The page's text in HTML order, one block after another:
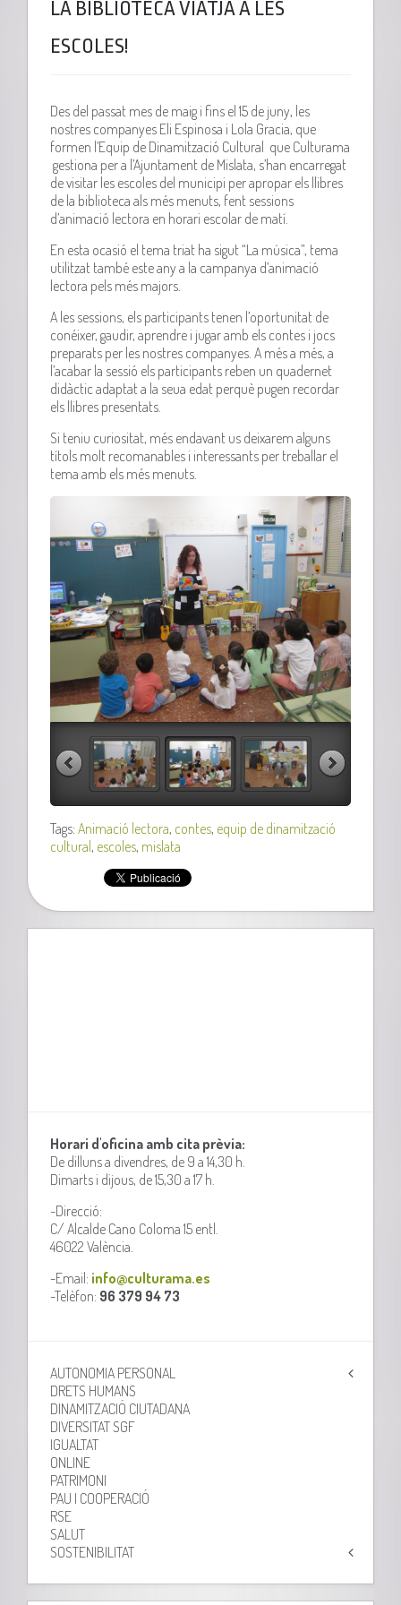
LA BIBLIOTECA VIATJA A LES
ESCOLES!
Des del passat mes de maig i fins el 15 de juny, les
nostres companyes Eli Espinosa i Lola Gracia, que
formen l’Equip de Dinamització Cultural que Culturama
gestiona per a l’Ajuntament de Mislata, s’han encarregat
de visitar les escoles del municipi per apropar els llibres
de la biblioteca als més menuts, fent sessions
d’animació lectora en horari escolar de matí.
En esta ocasió el tema triat ha sigut “La música”, tema
utilitzat també este any a la campanya d’animació
lectora pels més majors.
A les sessions, els participants tenen l’oportunitat de
conéixer, gaudir, aprendre i jugar amb els contes i jocs
preparats per les nostres companyes. A més a més, a
l’acabar la sessió els participants reben un quadernet
didàctic adaptat a la seua edat perquè pugen recordar
els llibres presentats.
Si teniu curiositat, més endavant us deixarem alguns
títols molt recomanables i interessants per treballar el
tema amb els més menuts.
Tags:Animació lectora, contes, equip de dinamització
cultural, escoles, mislata
Horari d'oficina amb cita prèvia:
De dilluns a divendres, de 9 a 14,30 h.
Dimarts i dijous, de 15,30 a 17 h.
-Direcció:
C/ Alcalde Cano Coloma 15 entl.
46022 València.
-Email: info@culturama.es
-Telèfon: 96 379 94 73
AUTONOMIA PERSONAL
DRETS HUMANS
DINAMITZACIÓ CIUTADANA
DIVERSITAT SGF
IGUALTAT
ONLINE
PATRIMONI
PAU I COOPERACIÓ
RSE
SALUT
SOSTENIBILITAT